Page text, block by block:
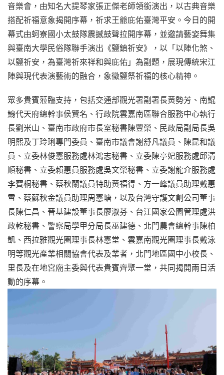
音樂會，由知名大提琴家張正傑老師領銜演出，以古典音樂
搭配祈福意象揭開序幕，祈求王爺庇佑臺灣平安。今日的開
幕式由蚵寮國小太鼓隊震撼鼓聲拉開序幕，並邀請藝姿舞集
與臺南大學民俗隊聯手演出《鹽鎮祈安》，以「以陣化煞、
以鹽祈安，為臺灣祈來祥和與庇佑」為副題，展現傳統宋江
陣與現代表演藝術的融合，象徵鹽祭祈福的核心精神。
眾多貴賓蒞臨支持，包括交通部觀光署副署長黃勢芳、南鯤
鯓代天府總幹事侯賢名、行政院雲嘉南區聯合服務中心執行
長劉米山、臺南市政府市長室秘書陳豐榮、民政局副局長吳
明熙及丁玲琍專門委員、臺南市議會謝舒凡議員、陳昆和議
員、立委林俊憲服務處林鴻志秘書、立委陳亭妃服務處邱清
順秘書、立委賴惠員服務處吳文榮秘書、立委謝龍介服務處
李寶桐秘書、蔡秋蘭議員特助黃福得、方一峰議員助理戴惠
雪、蔡蘇秋金議員助理周憲塘，以及台灣守護文創公司董事
長陳仁昌、晉基建設董事長廖淑芬、台江國家公園管理處洪
政乾秘書、警察局學甲分局長巫建德、北門農會總幹事陳柏
凱、西拉雅觀光圈理事長林憲堂、雲嘉南觀光圈理事長戴泳
明等觀光產業相關協會代表及業者，北門地區國中小校長、
里長及在地宮廟主委與代表貴賓齊聚一堂，共同揭開兩日活
動的序幕。